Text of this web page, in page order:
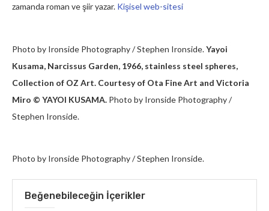
zamanda roman ve şiir yazar. Kişisel web-sitesi
Photo by Ironside Photography / Stephen Ironside.Yayoi
Kusama, Narcissus Garden, 1966, stainless steel spheres,
Collection of OZ Art. Courtesy of Ota Fine Art and Victoria
Miro © YAYOI KUSAMA. Photo by Ironside Photography /
Stephen Ironside.
Photo by Ironside Photography / Stephen Ironside.
Beğenebileceğin İçerikler